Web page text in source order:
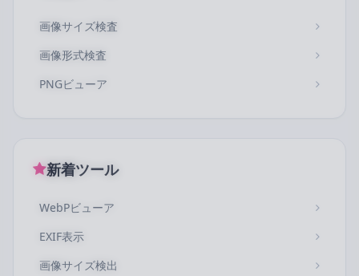
画像サイズ検査
画像形式検査
PNGビューア
新着ツール
WebPビューア
EXIF表示
画像サイズ検出